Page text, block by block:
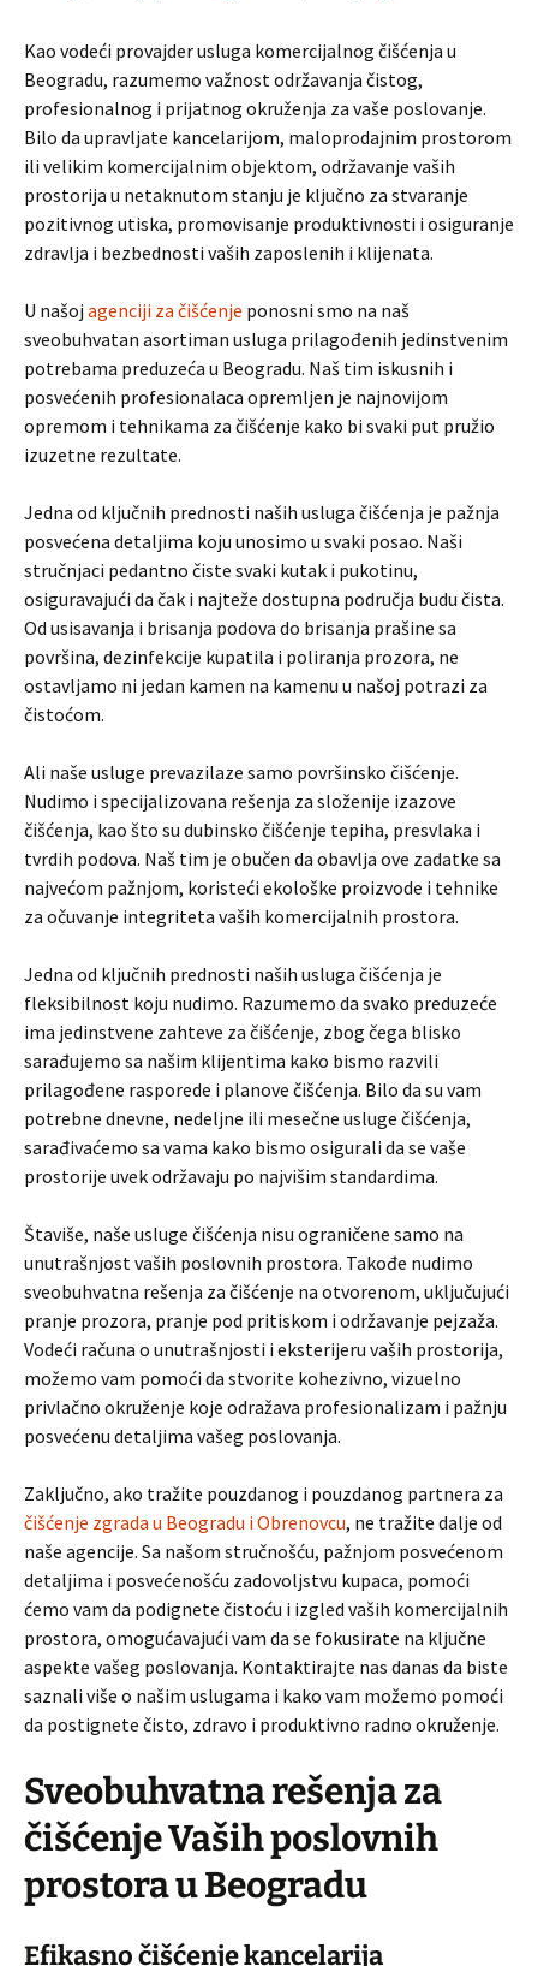
Kao vodeći provajder usluga komercijalnog čišćenja u
Beogradu, razumemo važnost održavanja čistog,
profesionalnog i prijatnog okruženja za vaše poslovanje.
Bilo da upravljate kancelarijom, maloprodajnim prostorom
ili velikim komercijalnim objektom, održavanje vaših
prostorija u netaknutom stanju je ključno za stvaranje
pozitivnog utiska, promovisanje produktivnosti i osiguranje
zdravlja i bezbednosti vaših zaposlenih i klijenata.
U našoj agenciji za čišćenje ponosni smo na naš
sveobuhvatan asortiman usluga prilagođenih jedinstvenim
potrebama preduzeća u Beogradu. Naš tim iskusnih i
posvećenih profesionalaca opremljen je najnovijom
opremom i tehnikama za čišćenje kako bi svaki put pružio
izuzetne rezultate.
Jedna od ključnih prednosti naših usluga čišćenja je pažnja
posvećena detaljima koju unosimo u svaki posao. Naši
stručnjaci pedantno čiste svaki kutak i pukotinu,
osiguravajući da čak i najteže dostupna područja budu čista.
Od usisavanja i brisanja podova do brisanja prašine sa
površina, dezinfekcije kupatila i poliranja prozora, ne
ostavljamo ni jedan kamen na kamenu u našoj potrazi za
čistoćom.
Ali naše usluge prevazilaze samo površinsko čišćenje.
Nudimo i specijalizovana rešenja za složenije izazove
čišćenja, kao što su dubinsko čišćenje tepiha, presvlaka i
tvrdih podova. Naš tim je obučen da obavlja ove zadatke sa
najvećom pažnjom, koristeći ekološke proizvode i tehnike
za očuvanje integriteta vaših komercijalnih prostora.
Jedna od ključnih prednosti naših usluga čišćenja je
fleksibilnost koju nudimo. Razumemo da svako preduzeće
ima jedinstvene zahteve za čišćenje, zbog čega blisko
sarađujemo sa našim klijentima kako bismo razvili
prilagođene rasporede i planove čišćenja. Bilo da su vam
potrebne dnevne, nedeljne ili mesečne usluge čišćenja,
sarađivaćemo sa vama kako bismo osigurali da se vaše
prostorije uvek održavaju po najvišim standardima.
Štaviše, naše usluge čišćenja nisu ograničene samo na
unutrašnjost vaših poslovnih prostora. Takođe nudimo
sveobuhvatna rešenja za čišćenje na otvorenom, uključujući
pranje prozora, pranje pod pritiskom i održavanje pejzaža.
Vodeći računa o unutrašnjosti i eksterijeru vaših prostorija,
možemo vam pomoći da stvorite kohezivno, vizuelno
privlačno okruženje koje odražava profesionalizam i pažnju
posvećenu detaljima vašeg poslovanja.
Zaključno, ako tražite pouzdanog i pouzdanog partnera za
čišćenje zgrada u Beogradu i Obrenovcu, ne tražite dalje od
naše agencije. Sa našom stručnošću, pažnjom posvećenom
detaljima i posvećenošću zadovoljstvu kupaca, pomoći
ćemo vam da podignete čistoću i izgled vaših komercijalnih
prostora, omogućavajući vam da se fokusirate na ključne
aspekte vašeg poslovanja. Kontaktirajte nas danas da biste
saznali više o našim uslugama i kako vam možemo pomoći
da postignete čisto, zdravo i produktivno radno okruženje.
Sveobuhvatna rešenja za
čišćenje Vaših poslovnih
prostora u Beogradu
Efikasno čišćenje kancelarija